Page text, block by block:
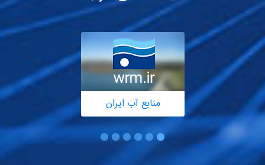
منابع آب ایران